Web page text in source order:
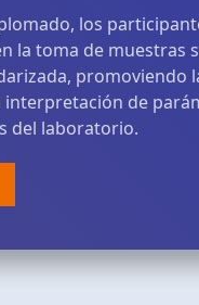
los
la toma de muestras
promoviendo
interpretación de
del laboratorio.